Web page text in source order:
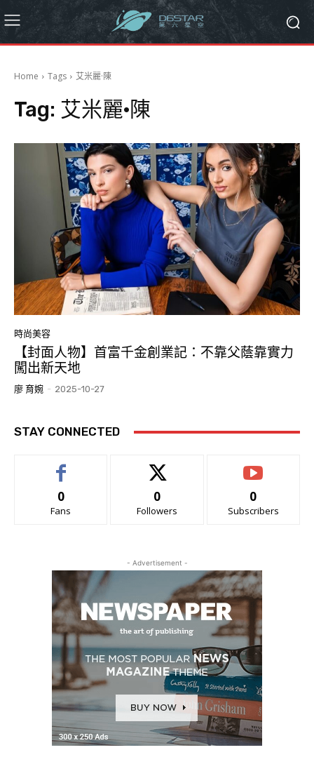
Home Tags 艾米麗·陳
Tag: 艾米麗·陳
時尚美容
【封面人物】首富千金創業記：不靠父蔭靠實力
闖出新天地
廖 育婉 - 2025-10-27
STAY CONNECTED
0
Fans
0
Followers
0
Subscribers
- Advertisement -